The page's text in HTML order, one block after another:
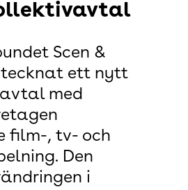
Scen &
tecknat ett nytt
med
film-, tv- och
Den
i